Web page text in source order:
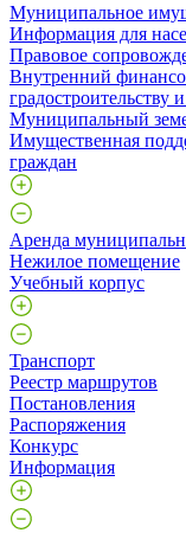
Муниципальное
Информация для
Правовое
Внутренний
градостроительству
Муниципальный
Имущественная
граждан
Аренда
Нежилое помещение
Учебный корпус
Транспорт
Реестр маршрутов
Постановления
Распоряжения
Конкурс
Информация